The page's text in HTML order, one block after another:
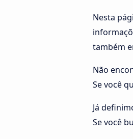
Nesta
também
Não
Se você
Já
Se você